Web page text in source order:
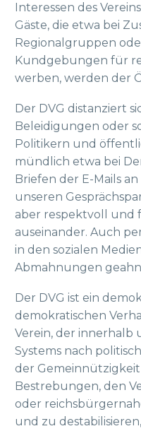
Interessen des
Gäste, die etwa bei
Regionalgruppen
Kundgebungen für
werben, werden der
Der DVG distanziert
Beleidigungen oder
Politikern und
mündlich etwa bei
Briefen der E-Mails
unseren
aber respektvoll und
auseinander. Auch
in den sozialen
Abmahnungen
Der DVG ist ein
demokratischen
Verein, der innerhalb
Systems nach
der
Bestrebungen, den
oder
und zu